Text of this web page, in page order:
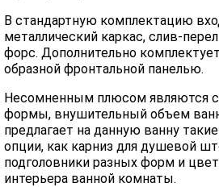
В стандартную комплектацию
металлический каркас, слив-
форс. Дополнительно
образной фронтальной панелью.
Несомненным плюсом являются
формы, внушительный объем
предлагает на данную ванну
опции, как карниз для душевой
подголовники разных форм и
интерьера ванной комнаты.